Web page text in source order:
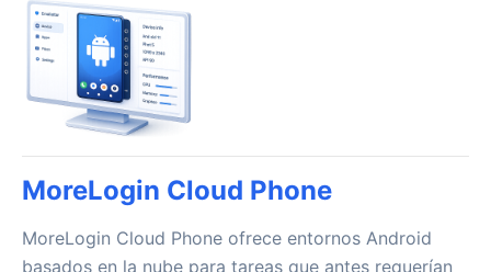
MoreLogin Cloud Phone
MoreLogin Cloud Phone ofrece entornos Android
basados en la nube para tareas que antes requerían